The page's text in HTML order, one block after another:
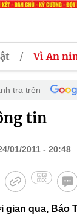
/ Vì An
tra trên
tin
01/2011 - 20:48
gian qua, Báo